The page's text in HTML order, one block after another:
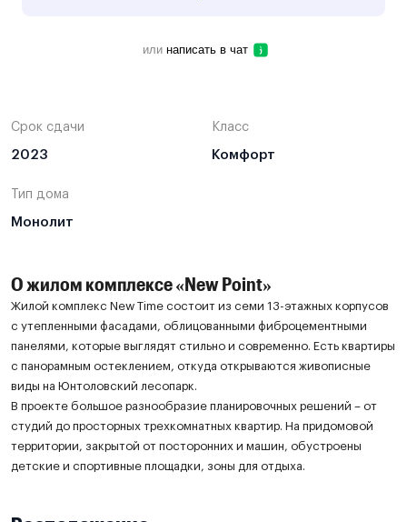
или написать в чат
Срок сдачи
2023
Класс
Комфорт
Тип дома
Монолит
О жилом комплексе «New Point»
Жилой комплекс New Time состоит из семи 13-этажных корпусов
с утепленными фасадами, облицованными фиброцементными
панелями, которые выглядят стильно и современно. Есть квартиры
с панорамным остеклением, откуда открываются живописные
виды на Юнтоловский лесопарк.
В проекте большое разнообразие планировочных решений – от
студий до просторных трехкомнатных квартир. На придомовой
территории, закрытой от посторонних и машин, обустроены
детские и спортивные площадки, зоны для отдыха.